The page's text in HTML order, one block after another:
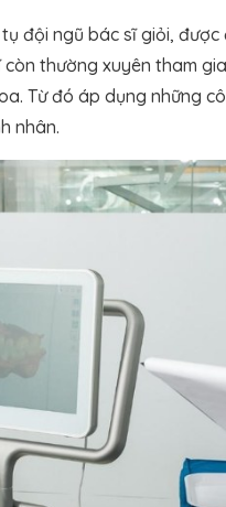
đội ngũ bác sĩ giỏi,
thường xuyên tham
Từ đó áp dụng những
nhân.